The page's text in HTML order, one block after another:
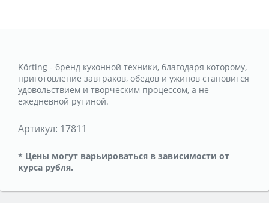
Körting - бренд кухонной техники, благодаря которому,
приготовление завтраков, обедов и ужинов становится
удовольствием и творческим процессом, а не
ежедневной рутиной.
Артикул: 17811
* Цены могут варьироваться в зависимости от
курса рубля.